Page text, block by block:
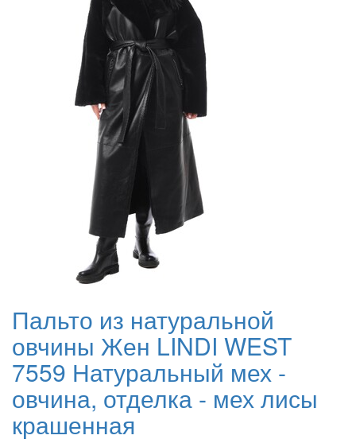
Пальто из натуральной
овчины Жен LINDI WEST
7559 Натуральный мех -
овчина, отделка - мех лисы
крашенная